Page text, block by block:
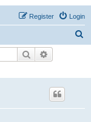
Login
Register
r
Search